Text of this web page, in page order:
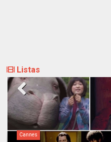
Listas
Cannes